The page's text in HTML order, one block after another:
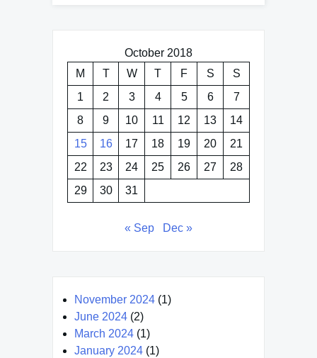
October 2018
M
T W T F S
S
1
2 3 4 5 6
7
8
9 10 11 12 13
14
15
16 17 18 19 20
21
22
23 24 25 26 27
28
29
30 31
« Sep Dec »
November 2024 (1)
June 2024 (2)
March 2024 (1)
January 2024 (1)